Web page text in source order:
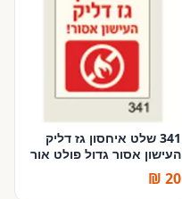
341 שלט איחסון גז דליק
העישון אסור גדול פולט אור
20 ₪